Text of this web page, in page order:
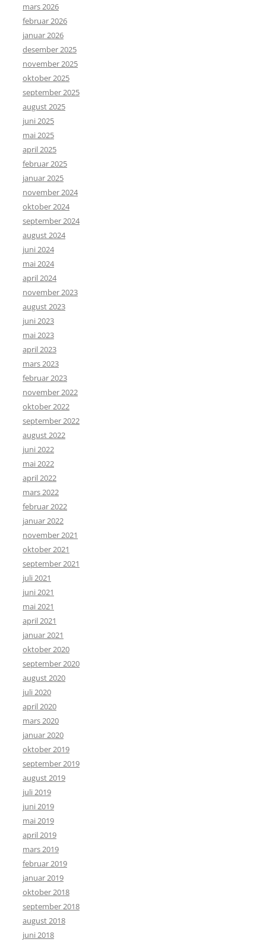
mars 2026
februar 2026
januar 2026
desember 2025
november 2025
oktober 2025
september 2025
august 2025
juni 2025
mai 2025
april 2025
februar 2025
januar 2025
november 2024
oktober 2024
september 2024
august 2024
juni 2024
mai 2024
april 2024
november 2023
august 2023
juni 2023
mai 2023
april 2023
mars 2023
februar 2023
november 2022
oktober 2022
september 2022
august 2022
juni 2022
mai 2022
april 2022
mars 2022
februar 2022
januar 2022
november 2021
oktober 2021
september 2021
juli 2021
juni 2021
mai 2021
april 2021
januar 2021
oktober 2020
september 2020
august 2020
juli 2020
april 2020
mars 2020
januar 2020
oktober 2019
september 2019
august 2019
juli 2019
juni 2019
mai 2019
april 2019
mars 2019
februar 2019
januar 2019
oktober 2018
september 2018
august 2018
juni 2018